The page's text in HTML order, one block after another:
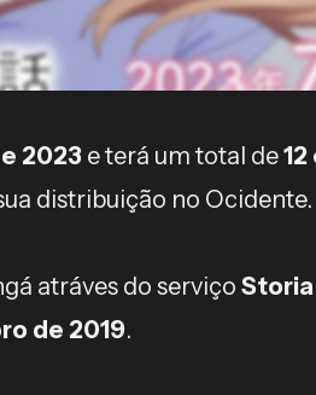
2023 e terá um total de
distribuição no Ocidente.
atráves do serviço
de 2019.